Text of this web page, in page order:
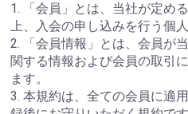
1. 「会員」とは、当社が定め
上、入会の申し込みを行う個人
2. 「会員情報」とは、会員が
関する情報および会員の取引
ます。
3. 本規約は、全ての会員に適